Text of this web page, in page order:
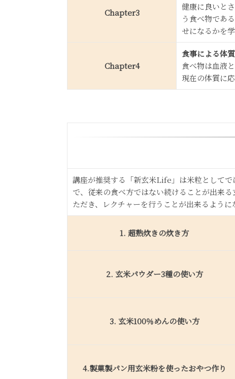
Chapter3
健康に良いと
う食べ物であ
せになるかを学
Chapter4
食事による体
食べ物は血液
現在の体質に
講座が推奨する「新玄米Life」は米粒として
で、従来の食べ方ではない続けることが出来
ただき、レクチャーを行うことが出来るように
1. 超熟炊きの炊き方
2. 玄米パウダー3種の使い方
3. 玄米100％めんの使い方
4.製菓製パン用玄米粉を使ったおやつ作り